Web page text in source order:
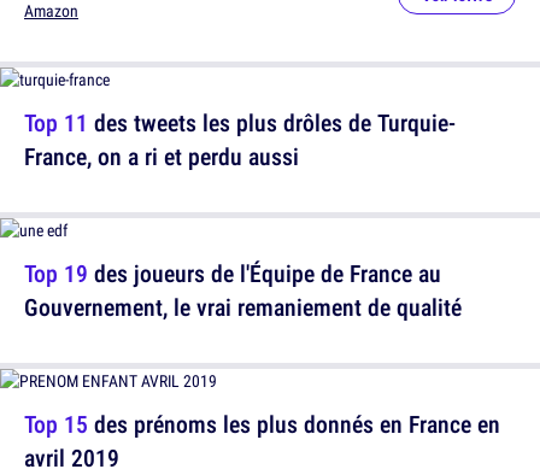
Top 11 des tweets les plus drôles de Turquie-
France, on a ri et perdu aussi
Top 15 des prénoms les plus donnés en France en
avril 2019
Amazon
Top 19 des joueurs de l'Équipe de France au
Gouvernement, le vrai remaniement de qualité